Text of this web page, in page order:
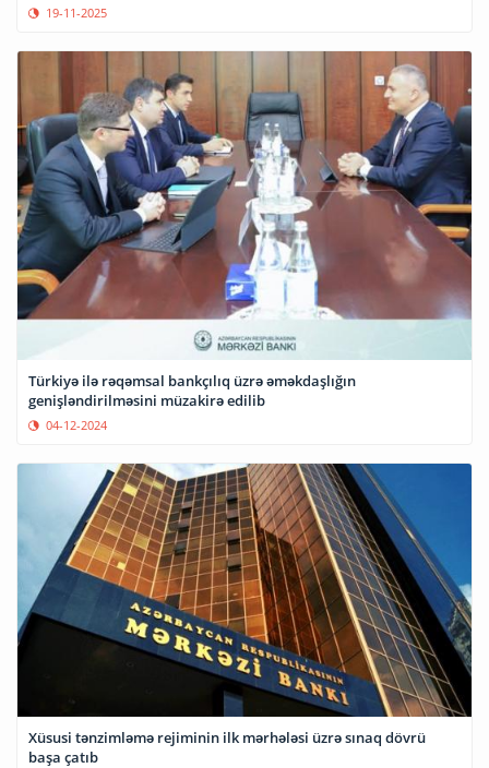
19-11-2025
Türkiyə ilə rəqəmsal bankçılıq üzrə əməkdaşlığın
genişləndirilməsini müzakirə edilib
04-12-2024
Xüsusi tənzimləmə rejiminin ilk mərhələsi üzrə sınaq dövrü
başa çatıb